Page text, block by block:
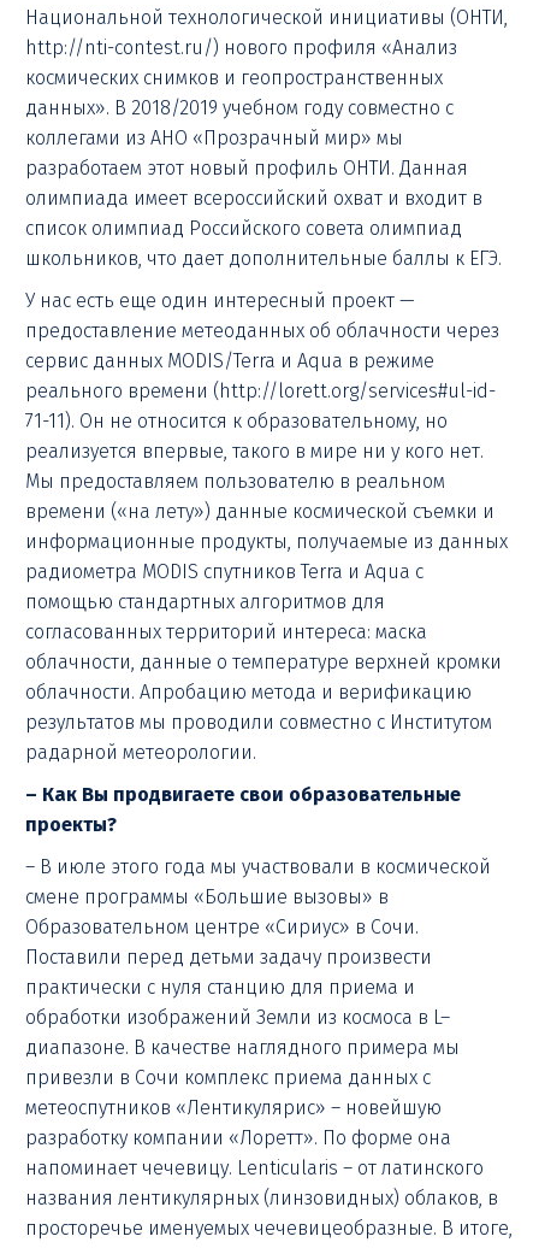
Национальной технологической инициативы (ОНТИ,
http://nti-contest.ru/) нового профиля «Анализ
космических снимков и геопространственных
данных». В 2018/2019 учебном году совместно с
коллегами из АНО «Прозрачный мир» мы
разработаем этот новый профиль ОНТИ. Данная
олимпиада имеет всероссийский охват и входит в
список олимпиад Российского совета олимпиад
школьников, что дает дополнительные баллы к ЕГЭ.
У нас есть еще один интересный проект —
предоставление метеоданных об облачности через
сервис данных MODIS/Terra и Aqua в режиме
реального времени (http://lorett.org/services#ul-id-
71-11). Он не относится к образовательному, но
реализуется впервые, такого в мире ни у кого нет.
Мы предоставляем пользователю в реальном
времени («на лету») данные космической съемки и
информационные продукты, получаемые из данных
радиометра MODIS спутников Terra и Aqua с
помощью стандартных алгоритмов для
согласованных территорий интереса: маска
облачности, данные о температуре верхней кромки
облачности. Апробацию метода и верификацию
результатов мы проводили совместно с Институтом
радарной метеорологии.
– Как Вы продвигаете свои образовательные
проекты?
– В июле этого года мы участвовали в космической
смене программы «Большие вызовы» в
Образовательном центре «Сириус» в Сочи.
Поставили перед детьми задачу произвести
практически с нуля станцию для приема и
обработки изображений Земли из космоса в L–
диапазоне. В качестве наглядного примера мы
привезли в Сочи комплекс приема данных с
метеоспутников «Лентикулярис» – новейшую
разработку компании «Лоретт». По форме она
напоминает чечевицу. Lenticularis – от латинского
названия лентикулярных (линзовидных) облаков, в
просторечье именуемых чечевицеобразные. В итоге,